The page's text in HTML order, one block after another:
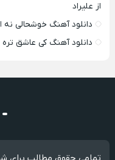
از علیراد
دانلود آهنگ خوشحالی نه
دانلود آهنگ کی عاشق تره